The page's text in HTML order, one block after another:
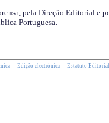
pela Direção Editorial e
Portuguesa.
Edição electrónica Estatuto Editorial